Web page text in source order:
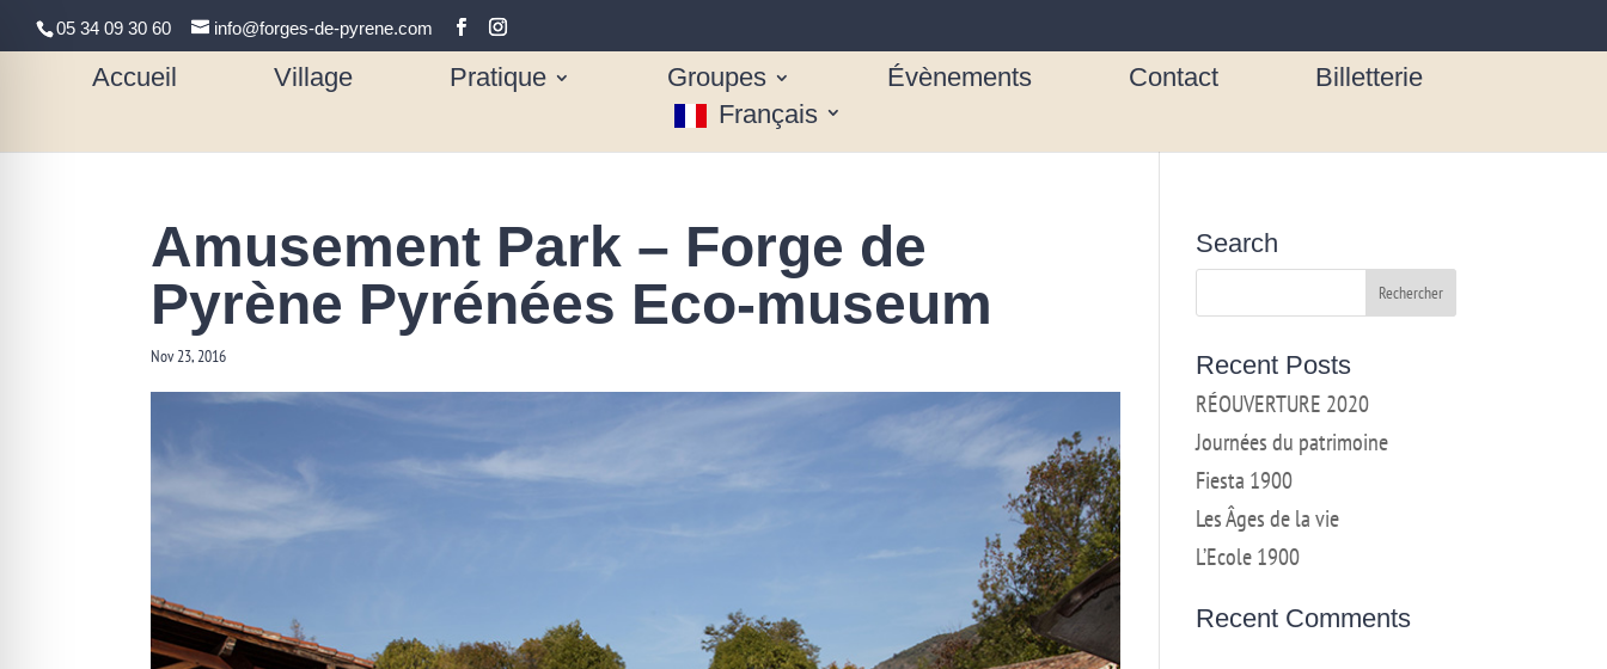
05 34 09 30 60 info@forges-de-pyrene.com
Accueil Village Pratique Groupes Évènements Contact
Billetterie
Français
Amusement Park – Forge de
Pyrène Pyrénées Eco-museum
Nov 23, 2016
Search
Recent Posts
RÉOUVERTURE 2020
Journées du patrimoine
Fiesta 1900
Les Âges de la vie
L’Ecole 1900
Recent Comments